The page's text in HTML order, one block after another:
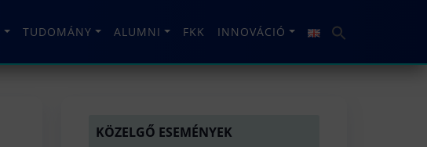
TUDOMÁNY ALUMNI FKK INNOVÁCIÓ
KÖZELGŐ ESEMÉNYEK